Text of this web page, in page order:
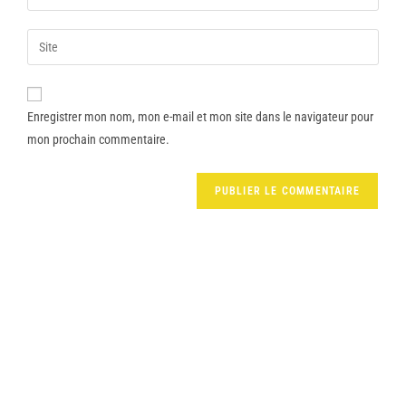
Enregistrer mon nom, mon e-mail et mon site dans le navigateur pour
mon prochain commentaire.